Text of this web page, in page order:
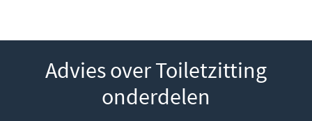
Advies over Toiletzitting
onderdelen